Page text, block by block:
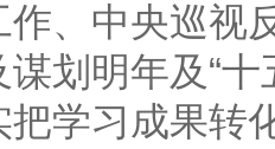
作、中央巡视
划明年及“
把学习成果转